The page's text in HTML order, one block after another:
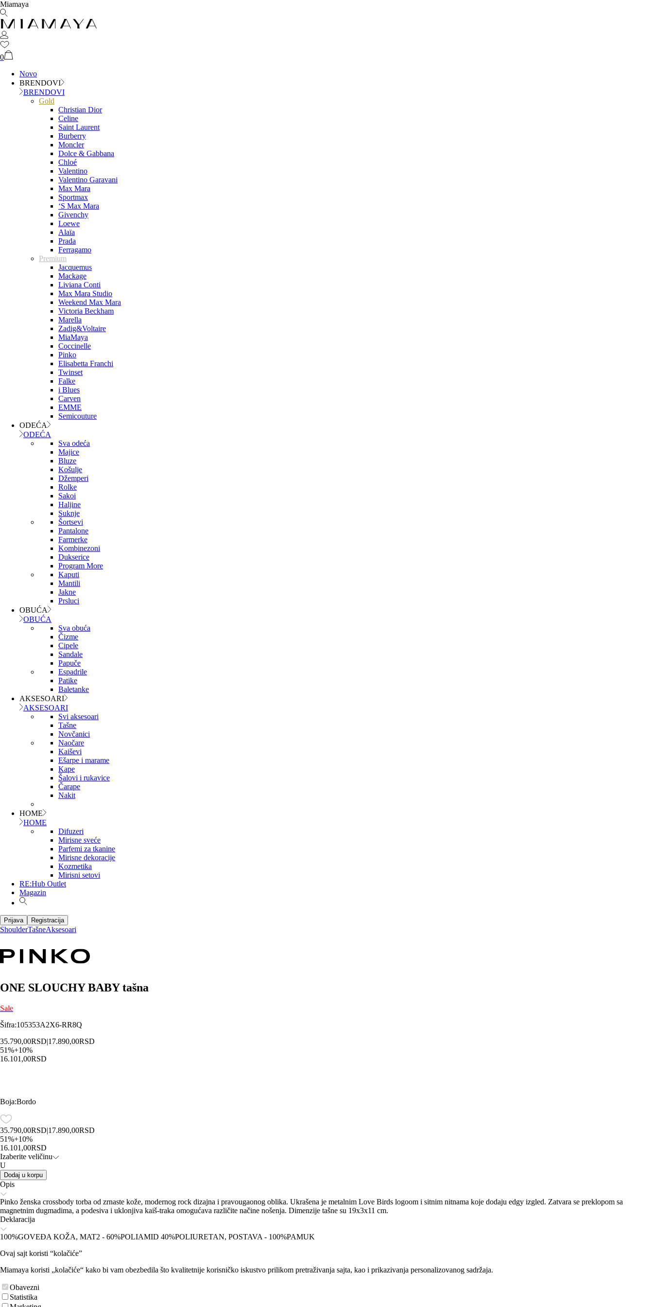
Miamaya
0
Novo
BRENDOVI
BRENDOVI
Gold
Christian Dior
Celine
Saint Laurent
Burberry
Moncler
Dolce & Gabbana
Chloé
Valentino
Valentino Garavani
Max Mara
Sportmax
‘S Max Mara
Givenchy
Loewe
Alaïa
Prada
Ferragamo
Premium
Jacquemus
Mackage
Liviana Conti
Max Mara Studio
Weekend Max Mara
Victoria Beckham
Marella
Zadig&Voltaire
MiaMaya
Coccinelle
Pinko
Elisabetta Franchi
Twinset
Falke
i Blues
Carven
EMME
Semicouture
ODEĆA
ODEĆA
Sva odeća
Majice
Bluze
Košulje
Džemperi
Rolke
Sakoi
Haljine
Suknje
Šortsevi
Pantalone
Farmerke
Kombinezoni
Dukserice
Program More
Kaputi
Mantili
Jakne
Prsluci
OBUĆA
OBUĆA
Sva obuća
Čizme
Cipele
Sandale
Papuče
Espadrile
Patike
Baletanke
AKSESOARI
AKSESOARI
Svi aksesoari
Tašne
Novčanici
Naočare
Kaiševi
Ešarpe i marame
Kape
Šalovi i rukavice
Čarape
Nakit
HOME
HOME
Difuzeri
Mirisne sveće
Parfemi za tkanine
Mirisne dekoracije
Kozmetika
Mirisni setovi
RE:Hub Outlet
Magazin
Prijava Registracija
ShoulderTašneAksesoari
ONE SLOUCHY BABY tašna
Sale
Šifra:105353A2X6-RR8Q
35.790,00RSD|17.890,00RSD
51%+10%
16.101,00RSD
Boja:Bordo
35.790,00RSD|17.890,00RSD
51%+10%
16.101,00RSD
Izaberite veličinu
U
Dodaj u korpu
Opis
Pinko ženska crossbody torba od zrnaste kože, modernog rock dizajna i pravougaonog oblika. Ukrašena je metalnim Love Birds logoom i sitnim nitnama koje dodaju edgy izgled. Zatvara se preklopom sa
magnetnim dugmadima, a podesiva i uklonjiva kaiš‑traka omogućava različite načine nošenja. Dimenzije tašne su 19x3x11 cm.
Deklaracija
100%GOVEĐA KOŽA, MAT2 - 60%POLIAMID 40%POLIURETAN, POSTAVA - 100%PAMUK
Ovaj sajt koristi “kolačiće”
Miamaya koristi „kolačiće“ kako bi vam obezbedila što kvalitetnije korisničko iskustvo prilikom pretraživanja sajta, kao i prikazivanja personalizovanog sadržaja.
Obavezni
Statistika